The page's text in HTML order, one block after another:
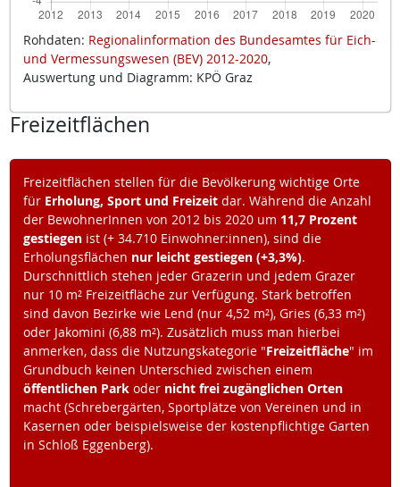
Rohdaten: Regionalinformation des Bundesamtes für Eich-
und Vermessungswesen (BEV) 2012-2020,
Auswertung und Diagramm: KPÖ Graz
Freizeitflächen
Freizeitflächen stellen für die Bevölkerung wichtige Orte
für Erholung, Sport und Freizeitdar. Während die Anzahl
der BewohnerInnen von 2012 bis 2020 um 11,7 Prozent
gestiegenist (+ 34.710 Einwohner:innen), sind die
Erholungsflächen nur leicht gestiegen (+3,3%).
Durschnittlich stehen jeder Grazerin und jedem Grazer
nur 10 m² Freizeitfläche zur Verfügung. Stark betroffen
sind davon Bezirke wie Lend (nur 4,52 m²), Gries (6,33 m²)
oder Jakomini (6,88 m²). Zusätzlich muss man hierbei
anmerken, dass die Nutzungskategorie "Freizeitfläche" im
Grundbuch keinen Unterschied zwischen einem
öffentlichen Parkoder nicht frei zugänglichen Orten
macht (Schrebergärten, Sportplätze von Vereinen und in
Kasernen oder beispielsweise der kostenpflichtige Garten
in Schloß Eggenberg).